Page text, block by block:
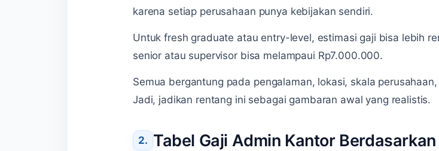
karena setiap perusahaan punya kebijakan sendiri.
Untuk fresh graduate atau entry-level, estimasi gaji bisa lebih
senior atau supervisor bisa melampaui Rp7.000.000.
Semua bergantung pada pengalaman, lokasi, skala
Jadi, jadikan rentang ini sebagai gambaran awal yang realistis.
Tabel Gaji Admin Kantor